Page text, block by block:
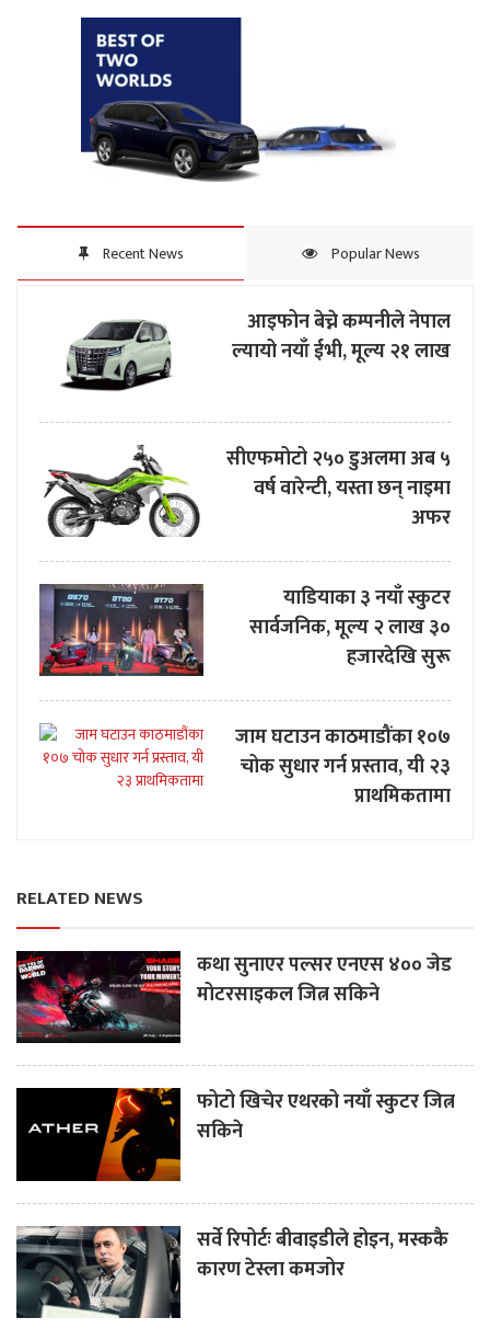
Recent News Popular News
आइफोन बेच्ने कम्पनीले नेपाल
ल्यायो नयाँ ईभी, मूल्य २१ लाख
सीएफमोटो २५० डुअलमा अब ५
वर्ष वारेन्टी, यस्ता छन् नाइमा
अफर
याडियाका ३ नयाँ स्कुटर
सार्वजनिक, मूल्य २ लाख ३०
हजारदेखि सुरू
जाम घटाउन काठमाडौंका १०७
चोक सुधार गर्न प्रस्ताव, यी २३
प्राथमिकतामा
RELATED NEWS
कथा सुनाएर पल्सर एनएस ४०० जेड
मोटरसाइकल जित्न सकिने
फोटो खिचेर एथरको नयाँ स्कुटर जित्न
सकिने
सर्वे रिपोर्टः बीवाइडीले होइन, मस्ककै
कारण टेस्ला कमजोर